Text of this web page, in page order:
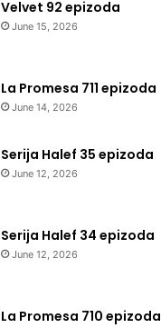
Velvet 92 epizoda
June 15, 2026
La Promesa 711 epizoda
June 14, 2026
Serija Halef 35 epizoda
June 12, 2026
Serija Halef 34 epizoda
June 12, 2026
La Promesa 710 epizoda